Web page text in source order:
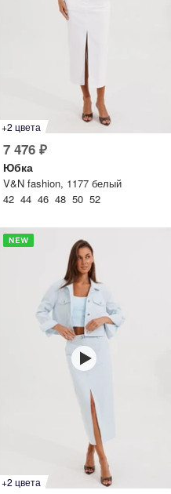
+2 цвета
7 476 ₽
Юбка
V&N fashion, 1177 белый
42 44 46 48 50 52
+2 цвета